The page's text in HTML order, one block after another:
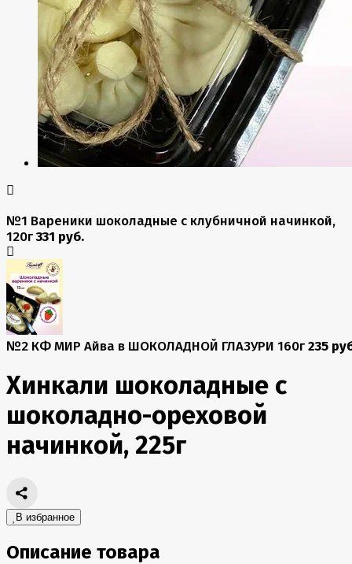
№1 Вареники шоколадные с клубничной начинкой,
120г331 руб.
№2 КФ МИР Айва в ШОКОЛАДНОЙ ГЛАЗУРИ 160г 235
Хинкали шоколадные с
шоколадно-ореховой
начинкой, 225г
В избранное
Описание товара